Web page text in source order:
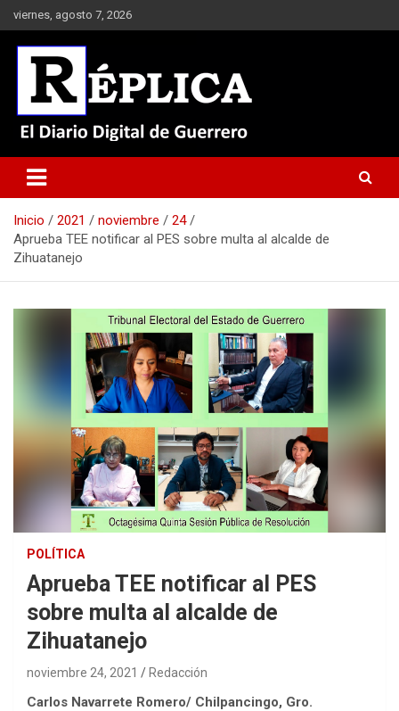
Saltar
al
contenido
viernes, agosto 7, 2026
Réplica
Inicio 2021 noviembre
24
Aprueba TEE notificar al PES sobre multa al alcalde de
Zihuatanejo
POLÍTICA
Aprueba TEE notificar al PES
sobre multa al alcalde de
Zihuatanejo
noviembre 24, 2021 Redacción
Carlos Navarrete Romero/ Chilpancingo, Gro.